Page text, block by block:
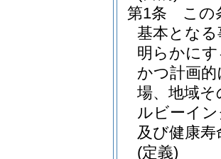
第1条
この
基本とな
明らかに
かつ計画
場、地域
ルビーイ
及び健康
(定義)